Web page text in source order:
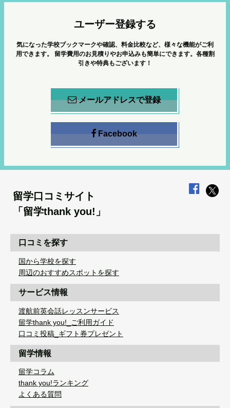
ユーザー登録する
気になった学校ブックマークや確認、料金比較など、様々な機能がご利
用できます。
留学費用のお見積りやお申込みも簡単にできます。各種割
引きや特典もございます！
メールアドレスで登録
Facebook
留学口コミサイト
「留学thank you!」
口コミを探す
国から学校を探す
周辺のおすすめスポットを探す
サービス情報
渡航前英会話レッスンサービス
留学thank you!_ご利用ガイド
口コミ投稿_ギフト券プレゼント
留学情報
留学コラム
thank you!ランキング
よくある質問